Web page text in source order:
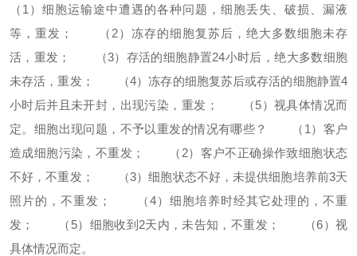
（1）细胞运输途中遭遇的各种问题，细胞丢失、破损、漏液
等，重发；
（2）冻存的细胞复苏后，绝大多数细胞未存
活，重发；
（3）存活的细胞静置24小时后，绝大多数细胞
未存活，重发；
（4）冻存的细胞复苏后或存活的细胞静置4
小时后并且未开封，出现污染，重发；
（5）视具体情况而
定。 细胞出现问题，不予以重发的情况有哪些？
（1）客户
造成细胞污染，不重发；
（2）客户不正确操作致细胞状态
不好，不重发；
（3）细胞状态不好，未提供细胞培养前3天
照片的，不重发；
（4）细胞培养时经其它处理的，不重
发；
（5）细胞收到2天内，未告知，不重发；
（6）视
具体情况而定。